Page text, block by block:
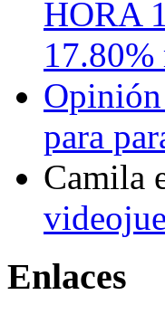
HORA
17.80%
Opinión
para
Camila
Enlaces